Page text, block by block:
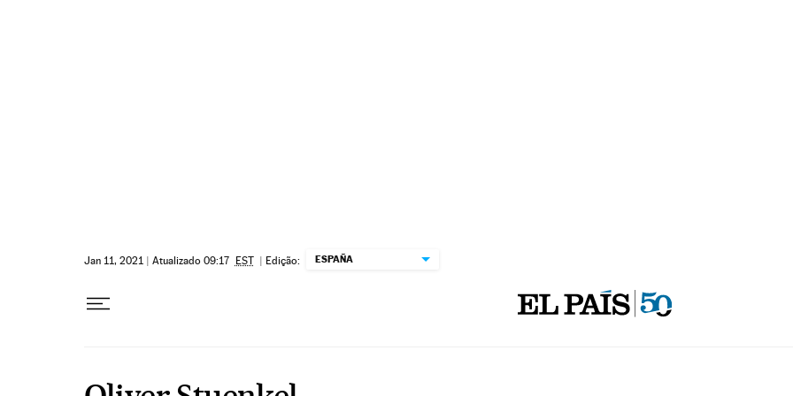
Jan 11, 2021 | Atualizado 09:17 EST | Edição: ESPAÑA